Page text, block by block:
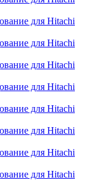
для Hitachi
для Hitachi
для Hitachi
для Hitachi
для Hitachi
для Hitachi
для Hitachi
для Hitachi